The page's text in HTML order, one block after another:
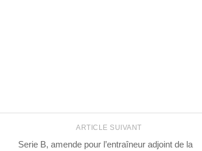
ARTICLE SUIVANT
Serie B, amende pour l’entraîneur adjoint de la